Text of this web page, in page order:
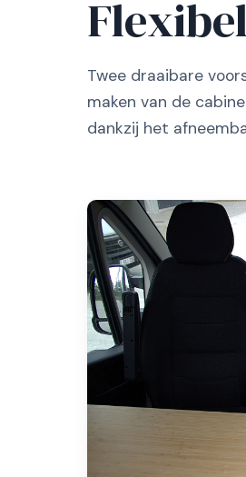
Twee draaibare
maken van de
dankzij het